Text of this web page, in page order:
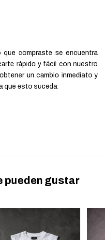
compraste se encuentra
rápido y fácil con nuestro
un cambio inmediato y
que esto suceda.
pueden gustar